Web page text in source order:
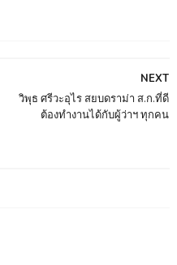
NEXT
วิพุธ ศรีวะอุไร สยบดราม่า ส.ก.ที่ดี
ต้องทำงานได้กับผู้ว่าฯ ทุกคน